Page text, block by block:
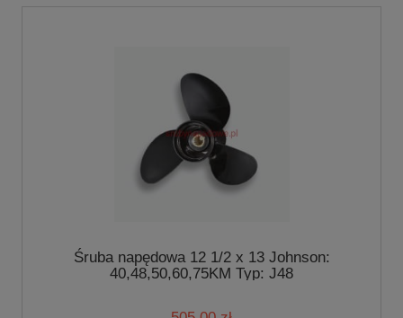
Śruba napędowa 12 1/2 x 13 Johnson:
40,48,50,60,75KM Typ: J48